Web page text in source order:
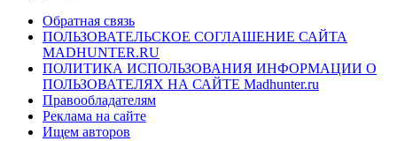
Обратная связь
ПОЛЬЗОВАТЕЛЬСКОЕ СОГЛАШЕНИЕ САЙТА
MADHUNTER.RU
ПОЛИТИКА ИСПОЛЬЗОВАНИЯ ИНФОРМАЦИИ О
ПОЛЬЗОВАТЕЛЯХ НА САЙТЕ Madhunter.ru
Правообладателям
Реклама на сайте
Ищем авторов